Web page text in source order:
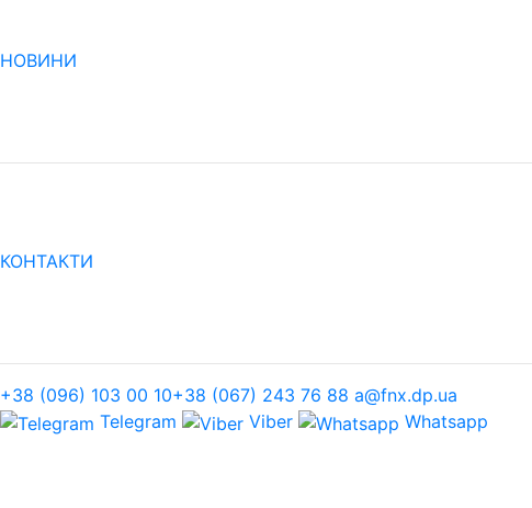
НОВИНИ
КОНТАКТИ
+38 (096) 103 00 10+38 (067) 243 76 88 a@fnx.dp.ua
Telegram
Viber Whatsapp